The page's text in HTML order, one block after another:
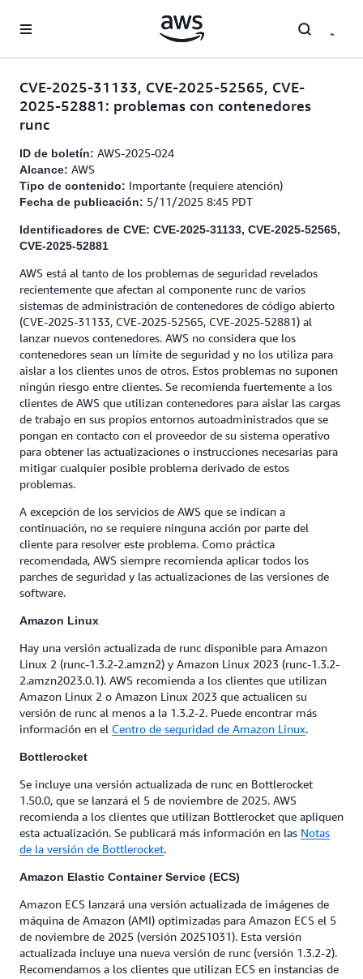
CVE-2025-31133, CVE-2025-52565, CVE-
2025-52881: problemas con contenedores
runc
ID de boletín: AWS-2025-024
Alcance: AWS
Tipo de contenido: Importante (requiere atención)
Fecha de publicación: 5/11/2025 8:45 PDT
Identificadores de CVE: CVE-2025-31133, CVE-2025-52565,
CVE-2025-52881
AWS está al tanto de los problemas de seguridad revelados
recientemente que afectan al componente runc de varios
sistemas de administración de contenedores de código abierto
(CVE-2025-31133, CVE-2025-52565, CVE-2025-52881) al
lanzar nuevos contenedores. AWS no considera que los
contenedores sean un límite de seguridad y no los utiliza para
aislar a los clientes unos de otros. Estos problemas no suponen
ningún riesgo entre clientes. Se recomienda fuertemente a los
clientes de AWS que utilizan contenedores para aislar las cargas
de trabajo en sus propios entornos autoadministrados que se
pongan en contacto con el proveedor de su sistema operativo
para obtener las actualizaciones o instrucciones necesarias para
mitigar cualquier posible problema derivado de estos
problemas.
A excepción de los servicios de AWS que se indican a
continuación, no se requiere ninguna acción por parte del
cliente para resolver este problema. Como práctica
recomendada, AWS siempre recomienda aplicar todos los
parches de seguridad y las actualizaciones de las versiones de
software.
Amazon Linux
Hay una versión actualizada de runc disponible para Amazon
Linux 2 (runc-1.3.2-2.amzn2) y Amazon Linux 2023 (runc-1.3.2-
2.amzn2023.0.1). AWS recomienda a los clientes que utilizan
Amazon Linux 2 o Amazon Linux 2023 que actualicen su
versión de runc al menos a la 1.3.2-2. Puede encontrar más
información en el Centro de seguridad de Amazon Linux.
Bottlerocket
Se incluye una versión actualizada de runc en Bottlerocket
1.50.0, que se lanzará el 5 de noviembre de 2025. AWS
recomienda a los clientes que utilizan Bottlerocket que apliquen
esta actualización. Se publicará más información en las Notas
de la versión de Bottlerocket.
Amazon Elastic Container Service (ECS)
Amazon ECS lanzará una versión actualizada de imágenes de
máquina de Amazon (AMI) optimizadas para Amazon ECS el 5
de noviembre de 2025 (versión 20251031). Esta versión
actualizada incluye una nueva versión de runc (versión 1.3.2-2).
Recomendamos a los clientes que utilizan ECS en instancias de